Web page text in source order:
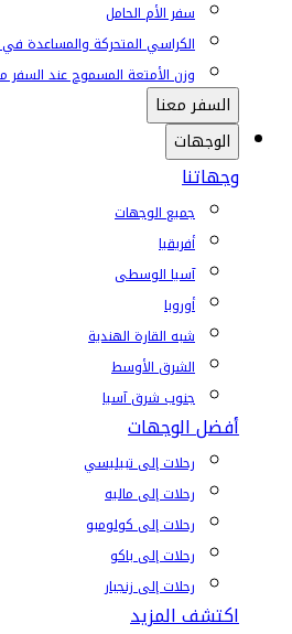
سفر الأم الحامل
الكراسي المتحركة والمساعدة في
وزن الأمتعة المسموح عند السفر
السفر معنا
الوجهات
وجهاتنا
جميع الوجهات
أفريقيا
آسيا الوسطى
أوروبا
شبه القارة الهندية
الشرق الأوسط
جنوب شرق آسيا
أفضل الوجهات
رحلات إلى تبيليسي
رحلات إلى ماليه
رحلات إلى كولومبو
رحلات إلى باكو
رحلات إلى زنجبار
اكتشف المزيد